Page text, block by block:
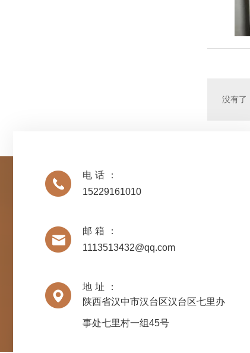
没有了
电话：
15229161010
邮箱：
1113513432@qq.com
地址：
陕西省汉中市汉台区汉台区七里办
事处七里村一组45号